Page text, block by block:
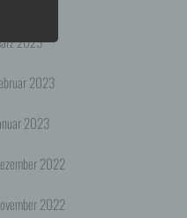
2023
2023
2023
2022
2022